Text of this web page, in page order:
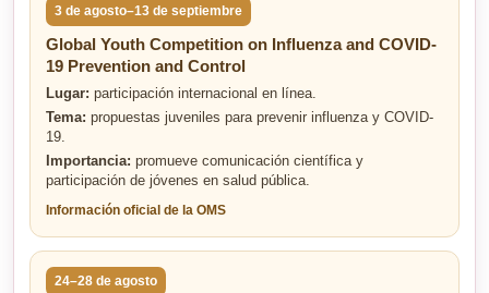
3 de agosto–13 de septiembre
Global Youth Competition on Influenza and COVID-
19 Prevention and Control
Lugar: participación internacional en línea.
Tema: propuestas juveniles para prevenir influenza y COVID-
19.
Importancia: promueve comunicación científica y
participación de jóvenes en salud pública.
Información oficial de la OMS
24–28 de agosto